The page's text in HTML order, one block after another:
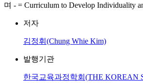
며 - = Curriculum to Develop Individuality
저자
김정휘(Chung Whie Kim)
발행기관
한국교육과정학회(THE KOREAN